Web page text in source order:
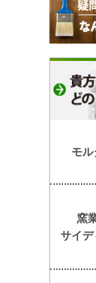
モル
窯
サイデ